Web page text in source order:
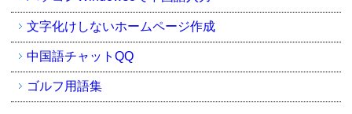
文字化けしないホームページ作成
中国語チャットQQ
ゴルフ用語集